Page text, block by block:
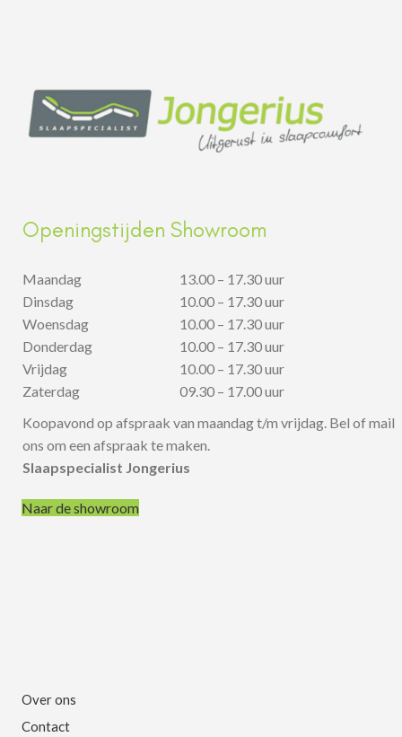
Openingstijden Showroom
Maandag
Dinsdag
Woensdag
Donderdag
Vrijdag
Zaterdag
13.00 – 17.30 uur
10.00 – 17.30 uur
10.00 – 17.30 uur
10.00 – 17.30 uur
10.00 – 17.30 uur
09.30 – 17.00 uur
Koopavond op afspraak van maandag t/m vrijdag. Bel of mail
ons om een afspraak te maken.
Slaapspecialist Jongerius
Naar de showroom
Over ons
Contact